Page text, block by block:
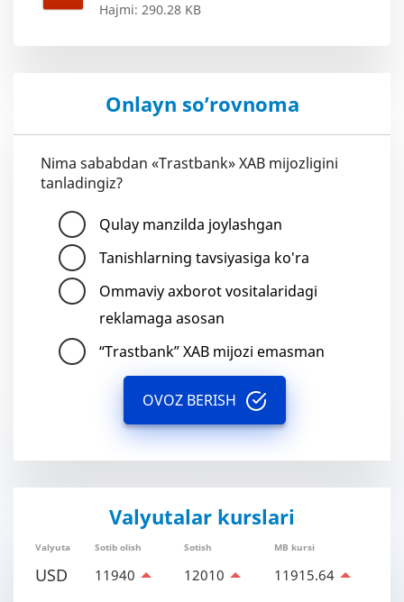
Hajmi: 290.28 KB
Onlayn so’rovnoma
Nima sababdan «Trastbank» XAB mijozligini
tanladingiz?
Qulay manzilda joylashgan
Tanishlarning tavsiyasiga ko'ra
Ommaviy axborot vositalaridagi
reklamaga asosan
“Trastbank” XAB mijozi emasman
OVOZ BERISH
Valyutalar kurslari
Valyuta Sotib olish Sotish MB kursi
USD 11940 12010 11915.64